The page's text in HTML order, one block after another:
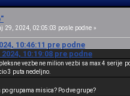
29, 2024, 02:05:03 posle podne »
10:46:11 pre podne
10:19:08 pre podne
vezbe ne milion vezbi sa max 4
3 puta nedeljno.
grupama misica? Po dve grupe?